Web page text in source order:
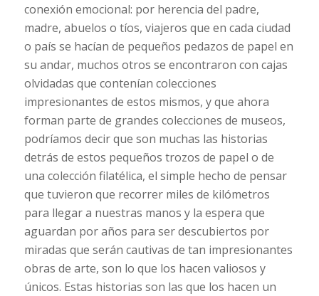
conexión emocional: por herencia del padre,
madre, abuelos o tíos, viajeros que en cada ciudad
o país se hacían de pequeños pedazos de papel en
su andar, muchos otros se encontraron con cajas
olvidadas que contenían colecciones
impresionantes de estos mismos, y que ahora
forman parte de grandes colecciones de museos,
podríamos decir que son muchas las historias
detrás de estos pequeños trozos de papel o de
una colección filatélica, el simple hecho de pensar
que tuvieron que recorrer miles de kilómetros
para llegar a nuestras manos y la espera que
aguardan por años para ser descubiertos por
miradas que serán cautivas de tan impresionantes
obras de arte, son lo que los hacen valiosos y
únicos. Estas historias son las que los hacen un